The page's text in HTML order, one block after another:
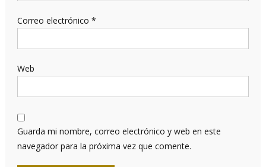
Correo electrónico *
Web
Guarda mi nombre, correo electrónico y web en este
navegador para la próxima vez que comente.